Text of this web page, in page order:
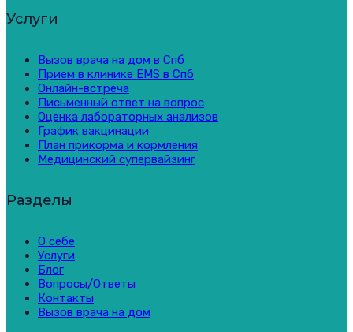
Услуги
Вызов врача на дом в Спб
Прием в клинике EMS в Спб
Онлайн-встреча
Письменный ответ на вопрос
Оценка лабораторных анализов
График вакцинации
План прикорма и кормления
Медицинский супервайзинг
Разделы
О себе
Услуги
Блог
Вопросы/Ответы
Контакты
Вызов врача на дом